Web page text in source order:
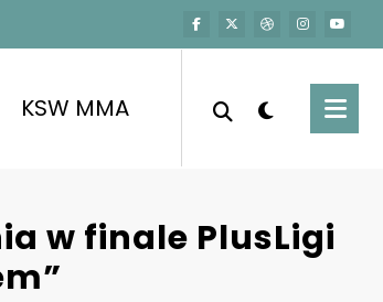
KSW MMA
w finale PlusLigi